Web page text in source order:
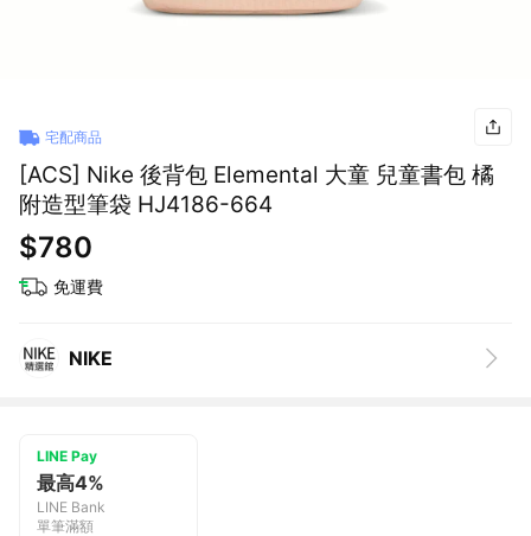
宅配商品
[ACS] Nike 後背包 Elemental 大童 兒童書包 橘
附造型筆袋 HJ4186-664
$780
免運費
NIKE
LINE Pay
最高4%
LINE Bank
單筆滿額